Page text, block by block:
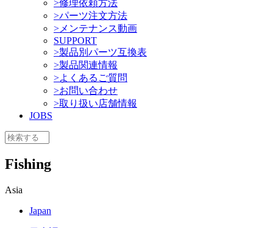
>修理依頼方法
>パーツ注文方法
>メンテナンス動画
SUPPORT
>製品別パーツ互換表
>製品関連情報
>よくあるご質問
>お問い合わせ
>取り扱い店舗情報
JOBS
Fishing
Asia
Japan